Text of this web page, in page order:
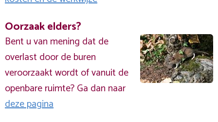
Oorzaak elders?
Bent u van mening dat de
overlast door de buren
veroorzaakt wordt of vanuit de
openbare ruimte? Ga dan naar
deze pagina